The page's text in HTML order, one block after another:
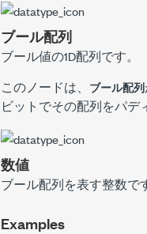
ブール配列
ブール値の1D配列です。
このノードは、 ブール配列
ビットでその配列をパデ
数値
ブール配列を表す整数で
Examples